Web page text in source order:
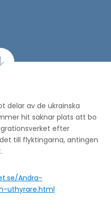
delar av de ukrainska
hit saknar plats att bo
efter
till flyktingarna, antingen
Andra-
uthyrare.html